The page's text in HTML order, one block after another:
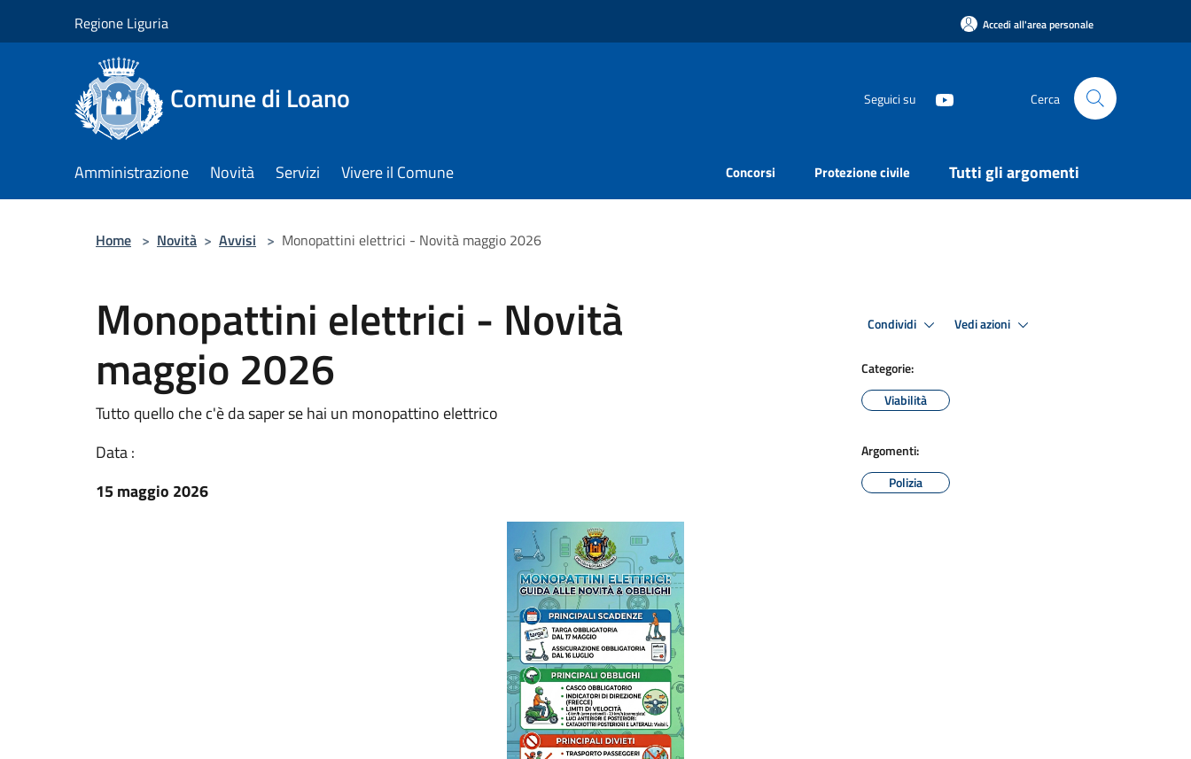
Regione Liguria Accedi all'area personale
Comune di Loano Seguici su Cerca
Amministrazione Novità Servizi Vivere il Comune Concorsi Protezione civile Tutti gli argomenti
Home > Novità > Avvisi > Monopattini elettrici - Novità maggio 2026
Monopattini elettrici - Novità
maggio 2026
Tutto quello che c'è da saper se hai un monopattino elettrico
Data :
15 maggio 2026
Condividi Vedi azioni
Categorie:
Viabilità
Argomenti:
Polizia